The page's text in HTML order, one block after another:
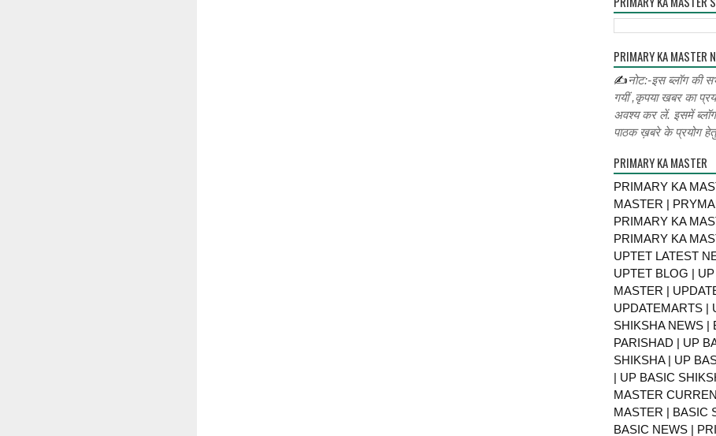
PRIMARY KA MASTER
✍नोट:-इस ब्लॉग की
गयीं ,कृपया खबर का
अवश्य कर लें. इसमें ब्लॉग
पाठक ख़बरे के प्रयोग हेतु
PRIMARY KA MASTER
PRIMARY KA
MASTER |
PRIMARY KA
PRIMARY KA
UPTET LATEST
UPTET BLOG |
MASTER |
UPDATEMARTS |
SHIKSHA NEWS |
PARISHAD | UP
SHIKSHA | UP
| UP BASIC
MASTER
MASTER | BASIC
BASIC NEWS |